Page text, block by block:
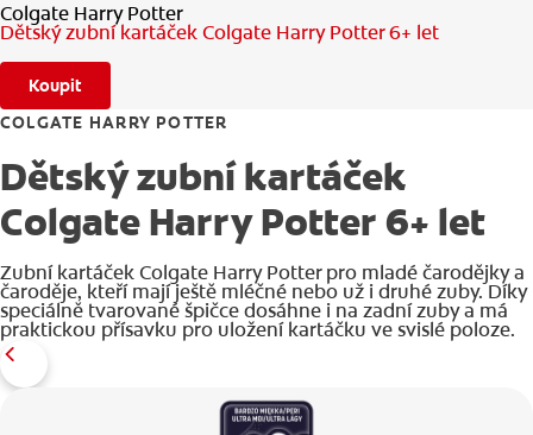
Colgate Harry Potter
Dětský zubní kartáček Colgate Harry Potter 6+ let
Koupit
COLGATE HARRY POTTER
Dětský zubní kartáček
Colgate Harry Potter 6+ let
Zubní kartáček Colgate Harry Potter pro mladé čarodějky a
čaroděje, kteří mají ještě mléčné nebo už i druhé zuby. Díky
speciálně tvarované špičce dosáhne i na zadní zuby a má
praktickou přísavku pro uložení kartáčku ve svislé poloze.